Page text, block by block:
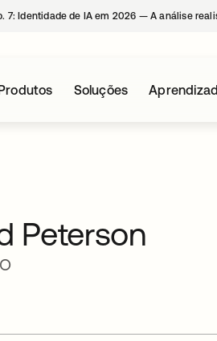
7: Identidade de IA em 2026 — A análise
Soluções
Peterson